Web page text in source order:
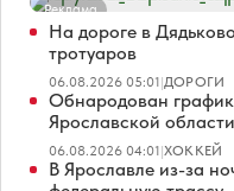
Реклама
На дороге в
тротуаров
06.08.2026 05:01|ДОРОГИ
Обнародован график
Ярославской области
06.08.2026 04:01|ХОККЕЙ
В Ярославле из-за